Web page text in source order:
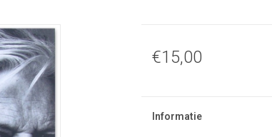
€15,00
Informatie